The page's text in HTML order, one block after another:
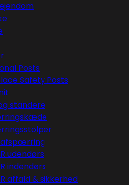
Posts
Safety Posts
standere
afspærring
udendørs
indendørs
affald & sikkerhed